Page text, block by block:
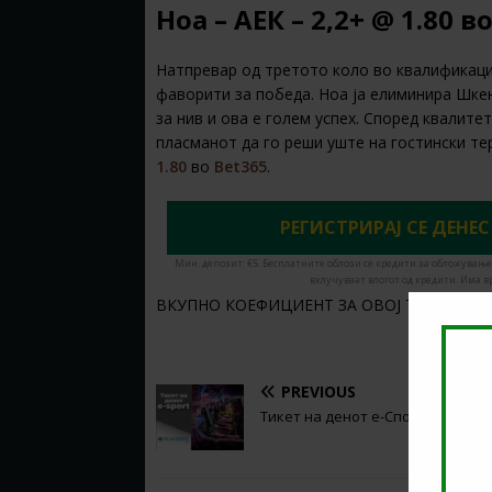
Ноа – АЕК – 2,2+ @ 1.80
Натпревар од третото коло во
фаворити за победа. Ноа ја елиминира
за нив и ова е голем успех. Според
пласманот да го реши уште на гостински
1.80 во Bet365.
РЕГИСТРИРАЈ СЕ
Мин. депозит: €5. Бесплатните облози се кредити за
вклучуваат влогот од кредити.
ВКУПНО КОЕФИЦИЕНТ ЗА ОВОЈ ТИКЕТ ВО
PREVIOUS
Тикет на денот е-Спорт